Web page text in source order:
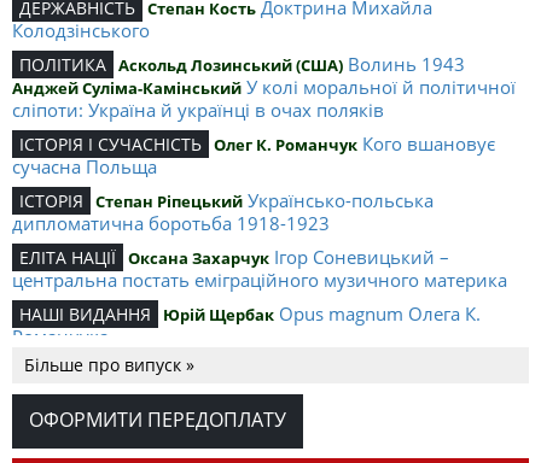
ДЕРЖАВНІСТЬ Степан Кость Доктрина Михайла
Колодзінського
ПОЛІТИКА Аскольд Лозинський (США) Волинь 1943
Анджей Суліма-Камінський У колі моральної й політичної
сліпоти: Україна й українці в очах поляків
ІСТОРІЯ І СУЧАСНІСТЬ Олег К. Романчук Кого вшановує
сучасна Польща
ІСТОРІЯ Степан Ріпецький Українсько-польська
дипломатична боротьба 1918-1923
ЕЛІТА НАЦІЇ Оксана Захарчук Ігор Соневицький –
центральна постать еміграційного музичного материка
НАШІ ВИДАННЯ Юрій Щербак Opus magnum Олега К.
Романчука
РЕЦЕНЗІЇ Петро Іванишин
Романчука
СЛОВО РЕДАКЦІЙНЕ Олег К. Романчук
як уособлення української політстратегії й тактики
Більше про випуск »
ОФОРМИТИ ПЕРЕДОПЛАТУ